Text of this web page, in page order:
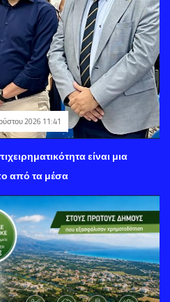
2026 11:41
είναι μια
από τα μέσα